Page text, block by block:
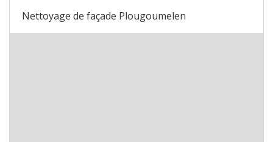
Nettoyage de façade Plougoumelen